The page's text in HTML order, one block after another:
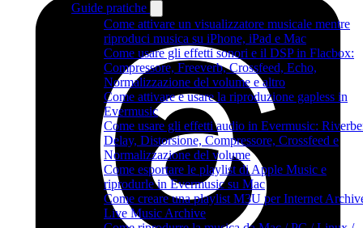
Guide pratiche
Come attivare un visualizzatore musicale mentre
riproduci musica su iPhone, iPad e Mac
Come usare gli effetti sonori e il DSP in Flacbox:
Compressore, Freeverb, Crossfeed, Echo,
Normalizzazione del volume e altro
Come attivare e usare la riproduzione gapless in
Evermusic
Come usare gli effetti audio in Evermusic:
Delay, Distorsione, Compressore, Crossfeed e
Normalizzazione del volume
Come esportare le playlist di Apple Music e
riprodurle in Evermusic su Mac
Come creare una playlist M3U per Internet
Live Music Archive